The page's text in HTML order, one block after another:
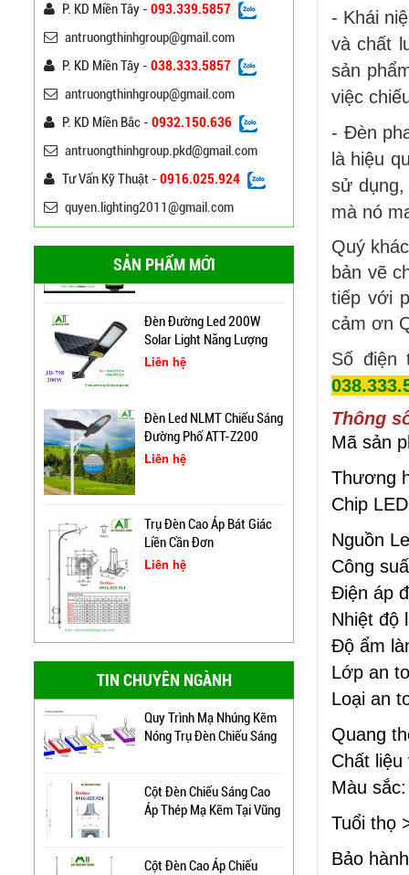
P. KD Miền Tây - 093.339.5857
antruongthinhgroup@gmail.com
P. KD Miền Tây - 038.333.5857
antruongthinhgroup@gmail.com
P. KD Miền Bắc - 0932.150.636
antruongthinhgroup.pkd@gmail.com
Tư Vấn Kỹ Thuật - 0916.025.924
quyen.lighting2011@gmail.com
SẢN PHẨM MỚI
Đèn Led Đường Phố OEM
Philips, Cree 60w 80w
100w 120w 150w
Liên hệ
Bảng Điện Cửa Trụ Đèn
Chiếu Sáng, Trụ Đèn Cao
Đèn Đường Led ATT-
Liên hệ
Đèn Đường Led 200W
Solar Light Năng Lượng
Mặt Trời ATT NLMT 300W
Liên hệ
Đèn Led NLMT Chiếu Sáng
Đường Phố ATT-Z200
Liên hệ
Trụ Đèn Cao Áp Bát Giác
Liền Cần Đơn
Liên hệ
Cột Đèn Cao Áp Tròn Côn
Cần Đơn Kiểu Đẹp
Liên hệ
K212
Liên hệ
Philips 100W, 150W,
TIN CHUYÊN NGÀNH
Cột Đèn Cao Áp Chiếu
Sáng Đường Phố Tại Lạng
Trụ Đèn Tín Hiệu Chớp
Cột Đèn Pha Đa Giác Tại
Bình Định
Cung Cấp Cột Đèn Chiếu
Sáng Cao Áp Tại TP. Tam
Kỳ
Lý Và Điều Hành Hệ Thống
Chiếu Sáng Tại TP HCM
Thương Hiệu Chíp Led
Trụ Thép Mạ Nhúng Kẽm
Nóng
Quy Trình Mạ Nhúng Kẽm
Nóng Trụ Đèn Chiếu Sáng
Cột Đèn Chiếu Sáng Cao
Áp Thép Mạ Kẽm Tại Vũng
Cột Đèn Cao Áp Chiếu
- Khái
và chất
sản
việc
- Đèn
là hiệu
sử
mà nó
Quý
bản vẽ
tiếp với
cảm ơn
Số điện
Thông
Mã sản
Thương
Chip
Nguồn
Công
Điện áp
Nhiệt độ
Độ ẩm
Lớp an
Loại an
Quang
Chất
Màu
Tuổi thọ
Bảo